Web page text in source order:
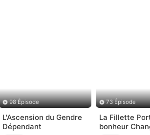
98 Épisode
L'Ascension du Gendre
Dépendant
73 Épisode
La Fillette
bonheur